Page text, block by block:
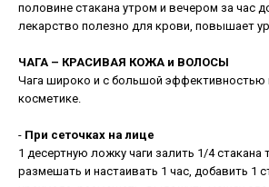
половине стакана утром и вечером за час
лекарство полезно для крови, повышает
ЧАГА – КРАСИВАЯ КОЖА и ВОЛОСЫ
Чага широко и с большой эффективностью
косметике.
- При сеточках на лице
1 десертную ложку чаги залить 1/4 стакана
размешать и настаивать 1 час, добавить 1